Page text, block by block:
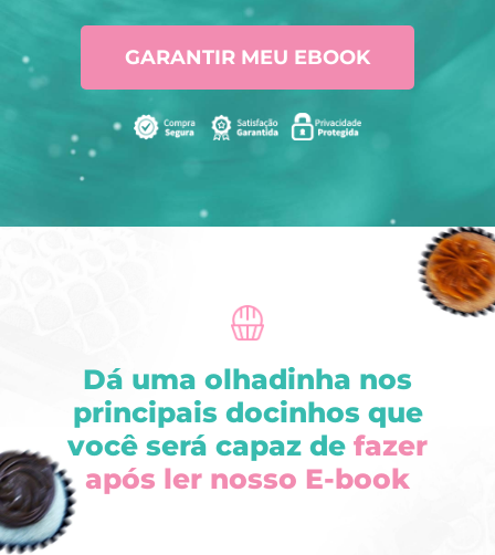
GARANTIR MEU EBOOK
Dá uma olhadinha nos
principais docinhos que
você será capaz de fazer
após ler nosso E-book